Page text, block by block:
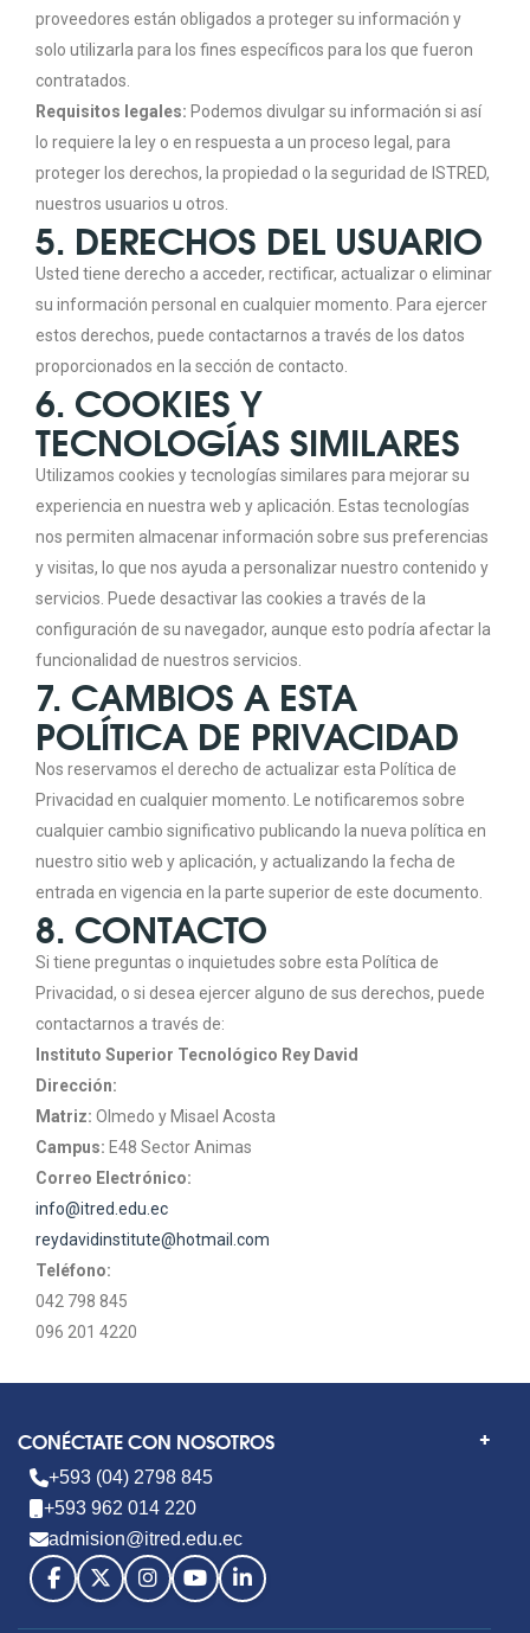
proveedores están obligados a proteger su información y
solo utilizarla para los fines específicos para los que fueron
contratados.
Requisitos legales: Podemos divulgar su información si así
lo requiere la ley o en respuesta a un proceso legal, para
proteger los derechos, la propiedad o la seguridad de ISTRED,
nuestros usuarios u otros.
5. DERECHOS DEL USUARIO
Usted tiene derecho a acceder, rectificar, actualizar o eliminar
su información personal en cualquier momento. Para ejercer
estos derechos, puede contactarnos a través de los datos
proporcionados en la sección de contacto.
6. COOKIES Y
TECNOLOGÍAS SIMILARES
Utilizamos cookies y tecnologías similares para mejorar su
experiencia en nuestra web y aplicación. Estas tecnologías
nos permiten almacenar información sobre sus preferencias
y visitas, lo que nos ayuda a personalizar nuestro contenido y
servicios. Puede desactivar las cookies a través de la
configuración de su navegador, aunque esto podría afectar la
funcionalidad de nuestros servicios.
7. CAMBIOS A ESTA
POLÍTICA DE PRIVACIDAD
Nos reservamos el derecho de actualizar esta Política de
Privacidad en cualquier momento. Le notificaremos sobre
cualquier cambio significativo publicando la nueva política en
nuestro sitio web y aplicación, y actualizando la fecha de
entrada en vigencia en la parte superior de este documento.
8. CONTACTO
Si tiene preguntas o inquietudes sobre esta Política de
Privacidad, o si desea ejercer alguno de sus derechos, puede
contactarnos a través de:
Instituto Superior Tecnológico Rey David
Dirección:
Matriz: Olmedo y Misael Acosta
Campus: E48 Sector Animas
Correo Electrónico:
info@itred.edu.ec
reydavidinstitute@hotmail.com
Teléfono:
042 798 845
096 201 4220
CONÉCTATE CON NOSOTROS
+593 (04) 2798 845
+593 962 014 220
admision@itred.edu.ec